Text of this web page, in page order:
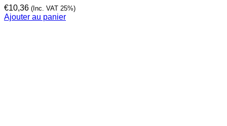
€10,36 (Inc. VAT 25%)
Ajouter au panier